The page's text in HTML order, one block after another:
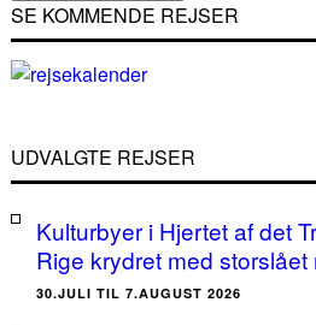
SE KOMMENDE REJSER
UDVALGTE REJSER
Kulturbyer i Hjertet af det
Rige krydret med storslået
30.JULI TIL 7.AUGUST 2026